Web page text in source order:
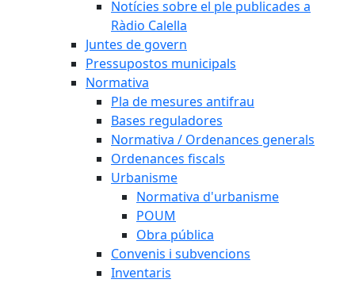
Notícies sobre el ple publicades a
Ràdio Calella
Juntes de govern
Pressupostos municipals
Normativa
Pla de mesures antifrau
Bases reguladores
Normativa / Ordenances generals
Ordenances fiscals
Urbanisme
Normativa d'urbanisme
POUM
Obra pública
Convenis i subvencions
Inventaris